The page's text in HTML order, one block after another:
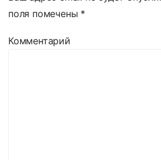
поля помечены *
Комментарий